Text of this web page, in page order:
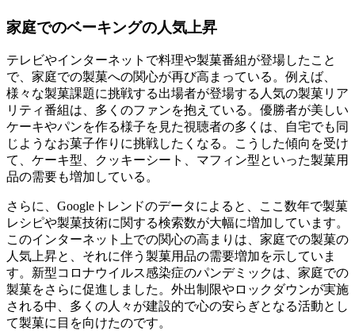
家庭でのベーキングの人気上昇
テレビやインターネットで料理や製菓番組が登場したこと
で、家庭での製菓への関心が再び高まっている。例えば、
様々な製菓課題に挑戦する出場者が登場する人気の製菓リア
リティ番組は、多くのファンを抱えている。優勝者が美しい
ケーキやパンを作る様子を見た視聴者の多くは、自宅でも同
じようなお菓子作りに挑戦したくなる。こうした傾向を受け
て、ケーキ型、クッキーシート、マフィン型といった製菓用
品の需要も増加している。
さらに、Googleトレンドのデータによると、ここ数年で製菓
レシピや製菓技術に関する検索数が大幅に増加しています。
このインターネット上での関心の高まりは、家庭での製菓の
人気上昇と、それに伴う製菓用品の需要増加を示していま
す。新型コロナウイルス感染症のパンデミックは、家庭での
製菓をさらに促進しました。外出制限やロックダウンが実施
される中、多くの人々が建設的で心の安らぎとなる活動とし
て製菓に目を向けたのです。